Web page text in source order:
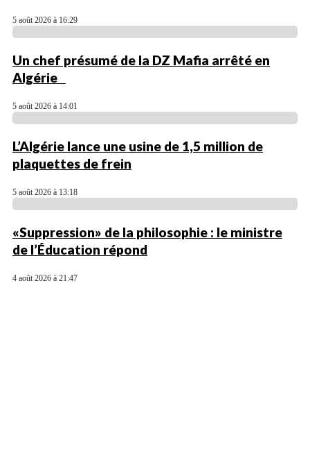
5 août 2026 à 16:29
Un chef présumé de la DZ Mafia arrêté en
Algérie
5 août 2026 à 14:01
L’Algérie lance une usine de 1,5 million de
plaquettes de frein
5 août 2026 à 13:18
«Suppression» de la philosophie : le ministre
de l’Éducation répond
4 août 2026 à 21:47